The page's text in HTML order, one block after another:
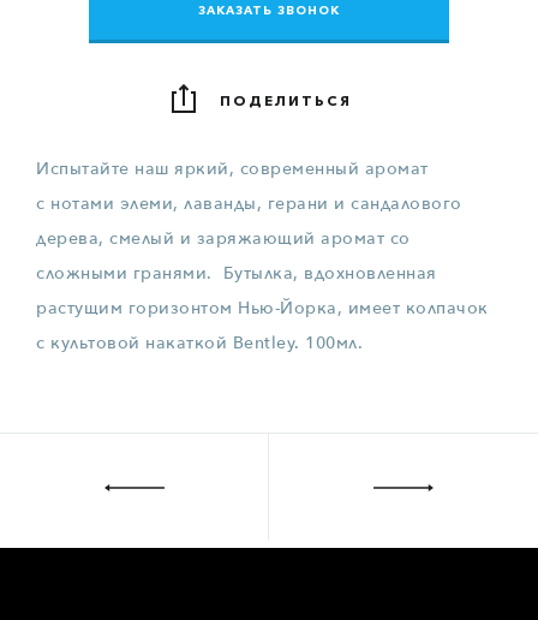
ЗАКАЗАТЬ ЗВОНОК
​​ПОДЕЛИТЬСЯ
Испытайте наш яркий, современный аромат
с нотами элеми, лаванды, герани и сандалового
дерева, смелый и заряжающий аромат со
сложными гранями. Бутылка, вдохновленная
растущим горизонтом Нью-Йорка, имеет колпачок
с культовой накаткой Bentley. 100мл.